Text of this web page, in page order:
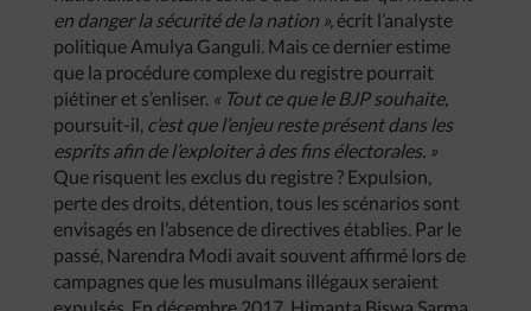
en danger la sécurité de la nation », écrit l’analyste
politique Amulya Ganguli. Mais ce dernier estime
que la procédure complexe du registre pourrait
piétiner et s’enliser. « Tout ce que le BJP souhaite,
poursuit-il, c’est que l’enjeu reste présent dans les
esprits afin de l’exploiter à des fins électorales. »
Que risquent les exclus du registre ? Expulsion,
perte des droits, détention, tous les scénarios sont
envisagés en l’absence de directives établies. Par le
passé, Narendra Modi avait souvent affirmé lors de
campagnes que les musulmans illégaux seraient